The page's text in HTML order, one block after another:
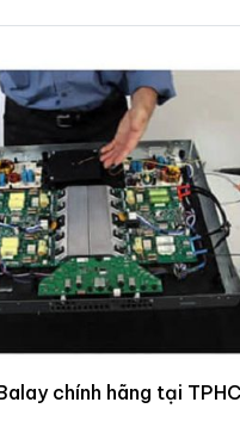
chính hãng tại